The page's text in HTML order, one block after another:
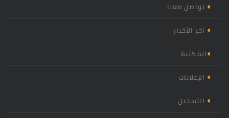
تواصل معنا
آخر الأخبار
المكتبة
الإعلانات
التسجيل